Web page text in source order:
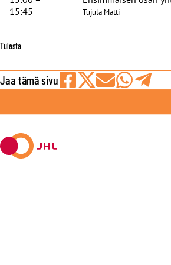
15:45
Tujula Matti
Tulosta
Jaa tämä sivu